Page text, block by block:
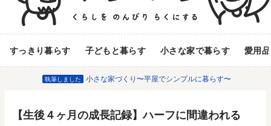
すっきり暮らす 子どもと暮らす 小さな家で暮らす 愛用品
執筆しました 小さな家づくり〜平屋でシンプルに暮らす〜
【生後４ヶ月の成長記録】ハーフに間違われる